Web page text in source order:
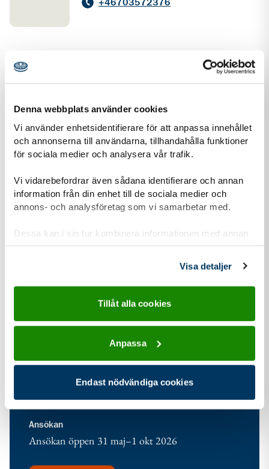
Denna webbplats använder cookies
Vi använder enhetsidentifierare för att anpassa innehållet
och annonserna till användarna, tillhandahålla funktioner
för sociala medier och analysera vår trafik.
Vi vidarebefordrar även sådana identifierare och annan
information från din enhet till de sociala medier och
annons- och analysföretag som vi samarbetar med.
Dessa kan i sin tur kombinera informationen med annan
information som du har tillhandahållit eller som de har
Visa detaljer
Tillåt alla cookies
Anpassa
Endast nödvändiga cookies
+46703572376
Fakta
Arrangör
Västra regionala utbildningsgruppen
Deltagaravgift350 kr
8
Max antal deltagare
24
Ansökan
Ansökan öppen 31 maj–1 okt 2026